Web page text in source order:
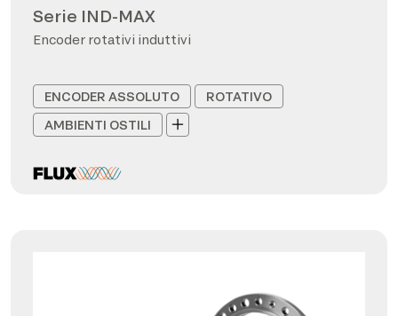
Serie IND-MAX
Encoder rotativi induttivi
ENCODER ASSOLUTO
ROTATIVO
AMBIENTI OSTILI